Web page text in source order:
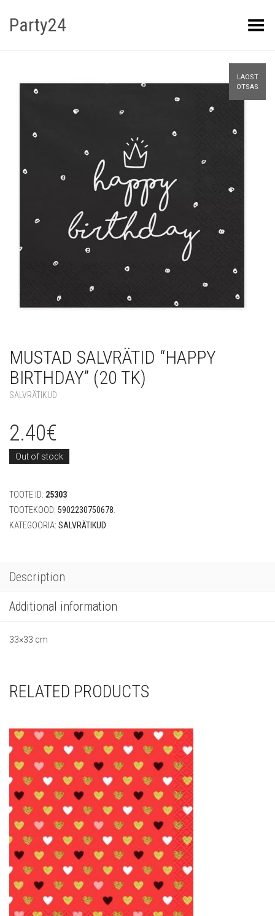
Party24 Kuva menüü
LAOST
OTSAS
MUSTAD SALVRÄTID “HAPPY
BIRTHDAY” (20 TK)
SALVRÄTIKUD
2.40€
Out of stock
TOOTE ID: 25303
TOOTEKOOD: 5902230750678.
KATEGOORIA: SALVRÄTIKUD.
Description
Additional information
33×33 cm
RELATED PRODUCTS